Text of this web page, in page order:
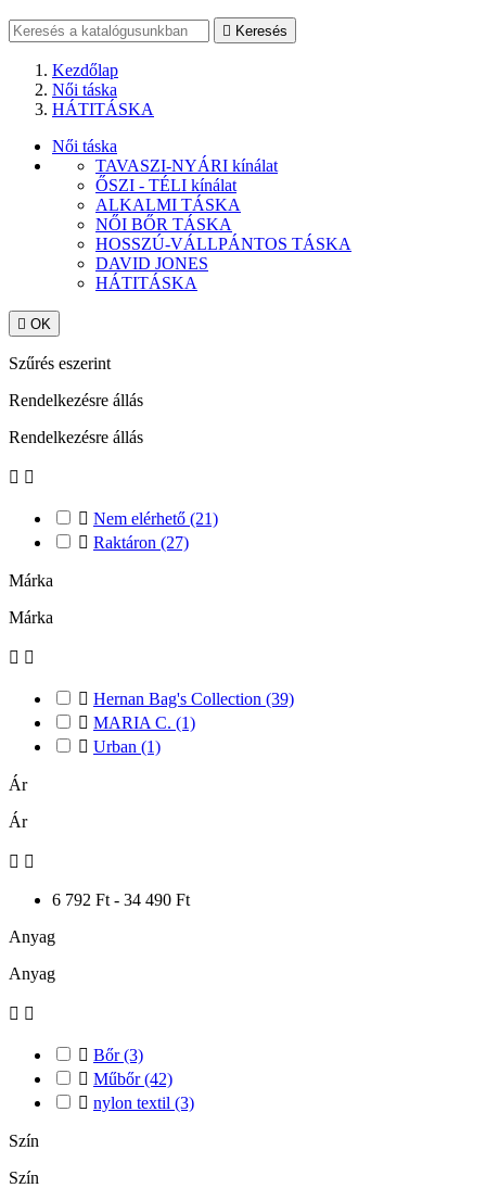
 Keresés
Kezdőlap
Női táska
HÁTITÁSKA
Női táska
TAVASZI-NYÁRI kínálat
ŐSZI - TÉLI kínálat
ALKALMI TÁSKA
NŐI BŐR TÁSKA
HOSSZÚ-VÁLLPÁNTOS TÁSKA
DAVID JONES
HÁTITÁSKA
 OK
Szűrés eszerint
Rendelkezésre állás
Rendelkezésre állás
 
 Nem elérhető (21)
 Raktáron (27)
Márka
Márka
 
 Hernan Bag's Collection (39)
 MARIA C. (1)
 Urban (1)
Ár
Ár
 
6 792 Ft - 34 490 Ft
Anyag
Anyag
 
 Bőr(3)
 Műbőr(42)
 nylon textil (3)
Szín
Szín